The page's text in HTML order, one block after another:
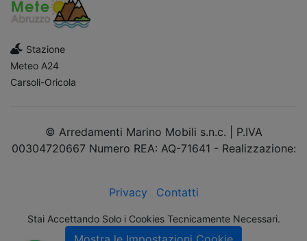
Stazione
Meteo A24
Carsoli-Oricola
© Arredamenti Marino Mobili s.n.c. | P.IVA
00304720667 Numero REA: AQ-71641 - Realizzazione:
Privacy
Contatti
Stai Accettando Solo i Cookies Tecnicamente Necessari.